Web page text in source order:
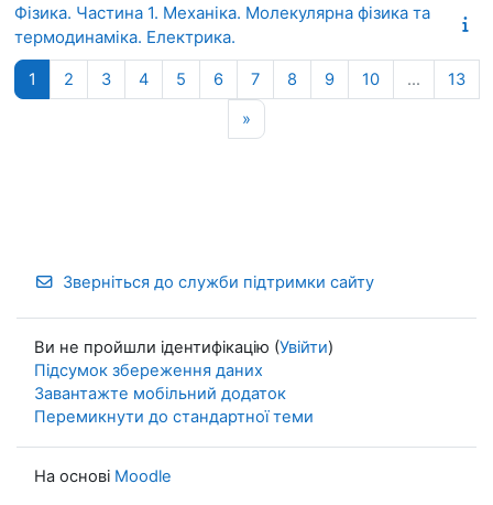
Фізика. Частина 1. Механіка. Молекулярна фізика та
термодинаміка. Електрика.
1 Сторінка 1
2Сторінка 2
3Сторінка 3
4Сторінка 4
5Сторінка 5
6Сторінка 6
7Сторінка 7
8Сторінка 8
9Сторінка 9
10Сторінка 10
… 13
»Наступна сторінка
Зверніться до служби підтримки сайту
Ви не пройшли ідентифікацію (Увійти)
Підсумок збереження даних
Завантажте мобільний додаток
Перемикнути до стандартної теми
На основі Moodle